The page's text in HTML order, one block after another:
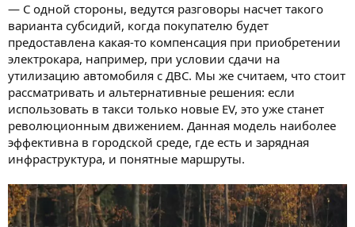
— С одной стороны, ведутся разговоры насчет такого
варианта субсидий, когда покупателю будет
предоставлена какая-то компенсация при приобретении
электрокара, например, при условии сдачи на
утилизацию автомобиля с ДВС. Мы же считаем, что стоит
рассматривать и альтернативные решения: если
использовать в такси только новые EV, это уже станет
революционным движением. Данная модель наиболее
эффективна в городской среде, где есть и зарядная
инфраструктура, и понятные маршруты.